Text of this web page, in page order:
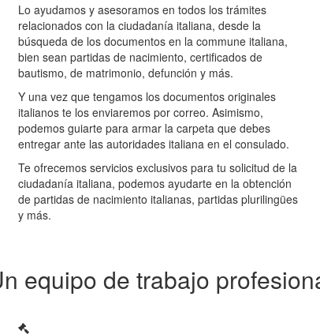
Lo ayudamos y asesoramos en todos los trámites
relacionados con la ciudadanía italiana, desde la
búsqueda de los documentos en la commune italiana,
bien sean partidas de nacimiento, certificados de
bautismo, de matrimonio, defunción y más.
Y una vez que tengamos los documentos originales
italianos te los enviaremos por correo. Asimismo,
podemos guiarte para armar la carpeta que debes
entregar ante las autoridades italiana en el consulado.
Te ofrecemos servicios exclusivos para tu solicitud de la
ciudadanía italiana, podemos ayudarte en la obtención
de partidas de nacimiento italianas, partidas plurilingües
y más.
equipo de trabajo